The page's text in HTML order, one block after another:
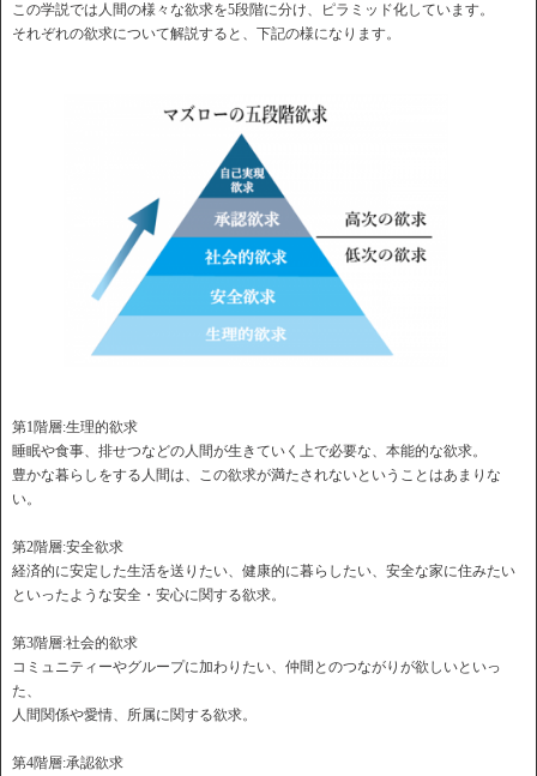
この学説では人間の様々な欲求を5段階に分け、ピラミッド化しています。
それぞれの欲求について解説すると、下記の様になります。
第1階層:生理的欲求
睡眠や食事、排せつなどの人間が生きていく上で必要な、本能的な欲求。
豊かな暮らしをする人間は、この欲求が満たされないということはあまりな
い。
第2階層:安全欲求
経済的に安定した生活を送りたい、健康的に暮らしたい、安全な家に住みたい
といったような安全・安心に関する欲求。
第3階層:社会的欲求
コミュニティーやグループに加わりたい、仲間とのつながりが欲しいといっ
た、
人間関係や愛情、所属に関する欲求。
第4階層:承認欲求